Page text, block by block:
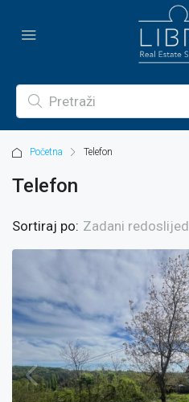
Početna Telefon
Telefon
Sortiraj po: Zadani redoslijed